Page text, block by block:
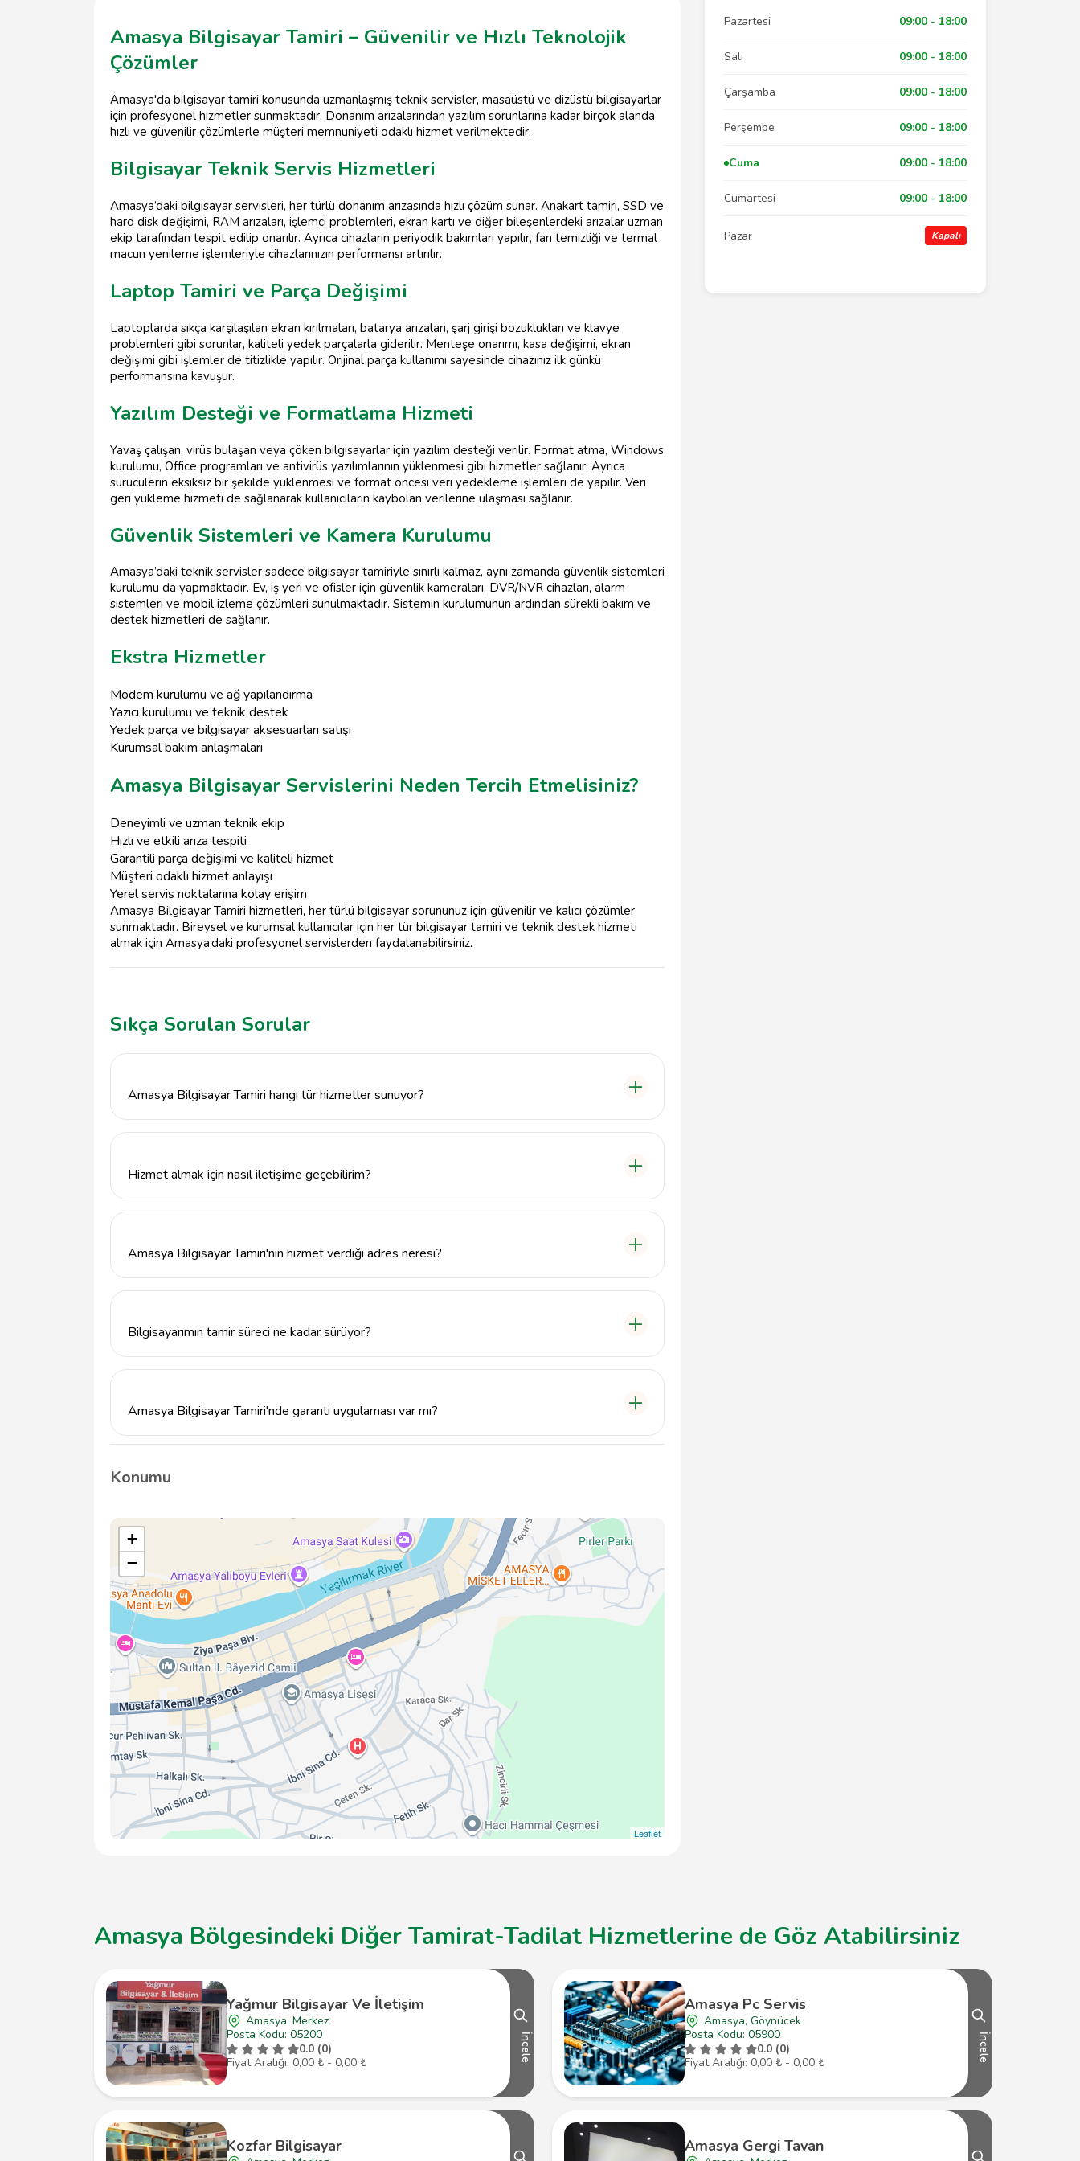
Amasya Bilgisayar Tamiri – Güvenilir ve Hızlı Teknolojik
Çözümler
Amasya'da bilgisayar tamiri konusunda uzmanlaşmış teknik servisler, masaüstü ve dizüstü bilgisayarlar
için profesyonel hizmetler sunmaktadır. Donanım arızalarından yazılım sorunlarına kadar birçok alanda
hızlı ve güvenilir çözümlerle müşteri memnuniyeti odaklı hizmet verilmektedir.
Bilgisayar Teknik Servis Hizmetleri
Amasya’daki bilgisayar servisleri, her türlü donanım arızasında hızlı çözüm sunar. Anakart tamiri, SSD ve
hard disk değişimi, RAM arızaları, işlemci problemleri, ekran kartı ve diğer bileşenlerdeki arızalar uzman
ekip tarafından tespit edilip onarılır. Ayrıca cihazların periyodik bakımları yapılır, fan temizliği ve termal
macun yenileme işlemleriyle cihazlarınızın performansı artırılır.
Laptop Tamiri ve Parça Değişimi
Laptoplarda sıkça karşılaşılan ekran kırılmaları, batarya arızaları, şarj girişi bozuklukları ve klavye
problemleri gibi sorunlar, kaliteli yedek parçalarla giderilir. Menteşe onarımı, kasa değişimi, ekran
değişimi gibi işlemler de titizlikle yapılır. Orijinal parça kullanımı sayesinde cihazınız ilk günkü
performansına kavuşur.
Yazılım Desteği ve Formatlama Hizmeti
Yavaş çalışan, virüs bulaşan veya çöken bilgisayarlar için yazılım desteği verilir. Format atma, Windows
kurulumu, Office programları ve antivirüs yazılımlarının yüklenmesi gibi hizmetler sağlanır. Ayrıca
sürücülerin eksiksiz bir şekilde yüklenmesi ve format öncesi veri yedekleme işlemleri de yapılır. Veri
geri yükleme hizmeti de sağlanarak kullanıcıların kaybolan verilerine ulaşması sağlanır.
Güvenlik Sistemleri ve Kamera Kurulumu
Amasya’daki teknik servisler sadece bilgisayar tamiriyle sınırlı kalmaz, aynı zamanda güvenlik sistemleri
kurulumu da yapmaktadır. Ev, iş yeri ve ofisler için güvenlik kameraları, DVR/NVR cihazları, alarm
sistemleri ve mobil izleme çözümleri sunulmaktadır. Sistemin kurulumunun ardından sürekli bakım ve
destek hizmetleri de sağlanır.
Ekstra Hizmetler
Modem kurulumu ve ağ yapılandırma
Yazıcı kurulumu ve teknik destek
Yedek parça ve bilgisayar aksesuarları satışı
Kurumsal bakım anlaşmaları
Amasya Bilgisayar Servislerini Neden Tercih Etmelisiniz?
Deneyimli ve uzman teknik ekip
Hızlı ve etkili arıza tespiti
Garantili parça değişimi ve kaliteli hizmet
Müşteri odaklı hizmet anlayışı
Yerel servis noktalarına kolay erişim
Amasya Bilgisayar Tamiri hizmetleri, her türlü bilgisayar sorununuz için güvenilir ve kalıcı çözümler
sunmaktadır. Bireysel ve kurumsal kullanıcılar için her tür bilgisayar tamiri ve teknik destek hizmeti
almak için Amasya’daki profesyonel servislerden faydalanabilirsiniz.
Sıkça Sorulan Sorular
Amasya Bilgisayar Tamiri hangi tür hizmetler sunuyor?
Hizmet almak için nasıl iletişime geçebilirim?
Amasya Bilgisayar Tamiri'nin hizmet verdiği adres neresi?
Bilgisayarımın tamir süreci ne kadar sürüyor?
Amasya Bilgisayar Tamiri'nde garanti uygulaması var mı?
Evet, Amasya Bilgisayar Tamiri, gerçekleştirdiği tamir ve bakım hizmetlerinde belirli bir süre
Konumu
+
−
Leaflet
Pazartesi 09:00 - 18:00
Salı 09:00 - 18:00
Çarşamba 09:00 - 18:00
Perşembe 09:00 - 18:00
Cuma 09:00 - 18:00
Cumartesi 09:00 - 18:00
Pazar Kapalı
Amasya Bölgesindeki Diğer Tamirat-Tadilat Hizmetlerine de Göz Atabilirsiniz
Yağmur Bilgisayar Ve İletişim
Amasya, Merkez
Posta Kodu: 05200
0.0 (0)
Fiyat Aralığı: 0,00 ₺ - 0,00 ₺
İncele
Amasya Pc Servis
Amasya, Göynücek
Posta Kodu: 05900
0.0 (0)
Fiyat Aralığı: 0,00 ₺ - 0,00 ₺
İncele
Kozfar Bilgisayar Amasya Gergi Tavan